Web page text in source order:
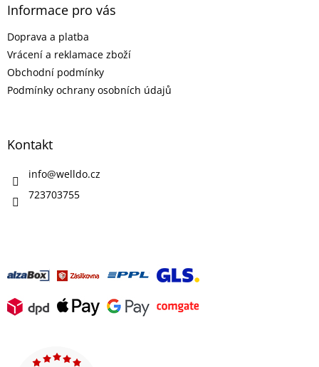
Informace pro vás
Doprava a platba
Vrácení a reklamace zboží
Obchodní podmínky
Podmínky ochrany osobních údajů
Kontakt
info@welldo.cz
723703755